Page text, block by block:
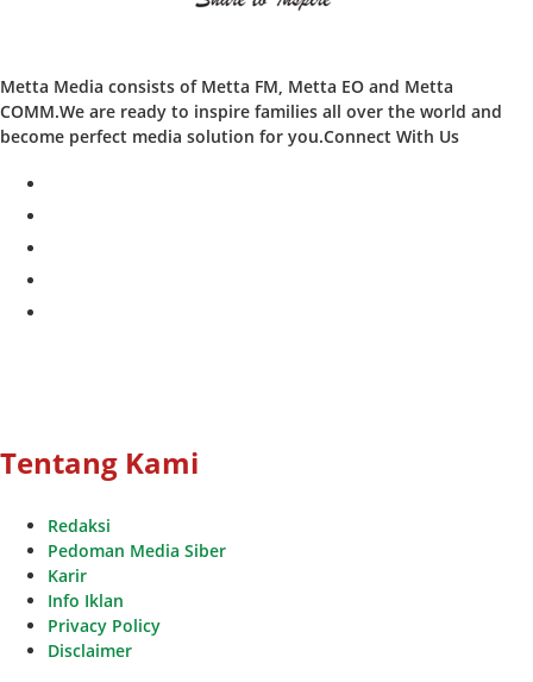
Metta Media consists of Metta FM, Metta EO and Metta
COMM.We are ready to inspire families all over the world and
become perfect media solution for you.Connect With Us
Tentang Kami
Redaksi
Pedoman Media Siber
Karir
Info Iklan
Privacy Policy
Disclaimer